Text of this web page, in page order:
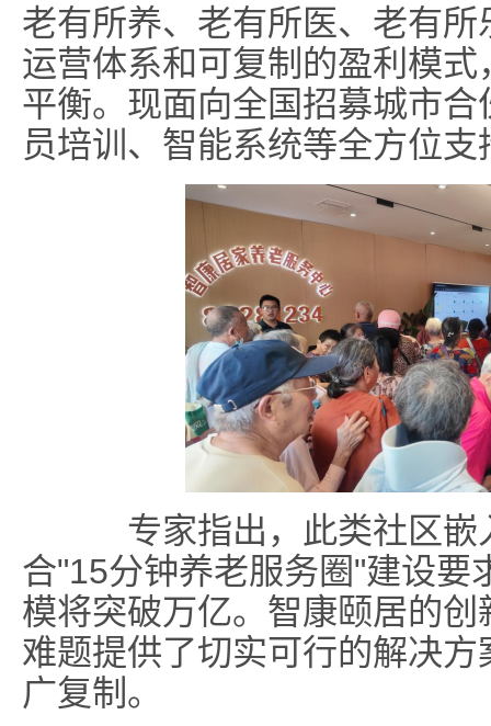
老有所养、老有所医、老有
运营体系和可复制的盈利模
平衡。现面向全国招募城市
员培训、智能系统等全方位支
专家指出，此类社区嵌
合"15分钟养老服务圈"建设要
模将突破万亿。智康颐居的
难题提供了切实可行的解决
广复制。